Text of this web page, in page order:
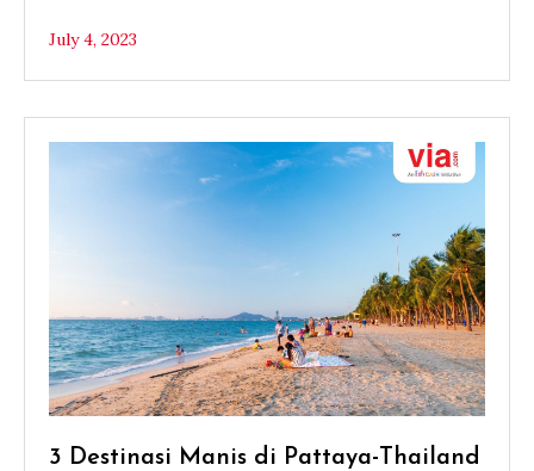
July 4, 2023
3 Destinasi Manis di Pattaya-Thailand